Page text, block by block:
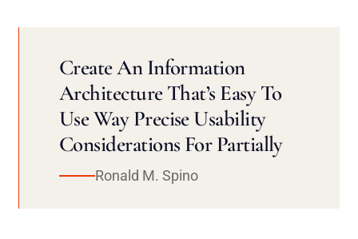
Create An Information
Architecture That’s Easy To
Use Way Precise Usability
Considerations For Partially
Ronald M. Spino